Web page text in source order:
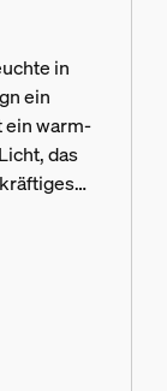
in
ein
ein warm-
das